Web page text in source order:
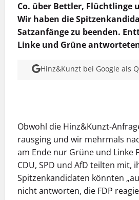
Co. über Bettler, Flüchtlinge
Wir haben die
Satzanfänge zu beenden.
Linke und Grüne
Hinz&Kunzt bei Google als
Obwohl die Hinz&Kunzt-
rausging und wir mehrmals
am Ende nur Grüne und Linke
CDU, SPD und AfD teilten mit,
Spitzenkandidaten könnten
nicht antworten, die FDP